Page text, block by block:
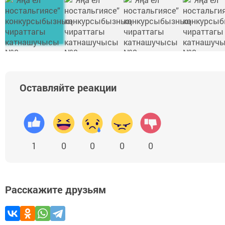
Оставляйте реакции
1 0 0 0 0
Расскажите друзьям